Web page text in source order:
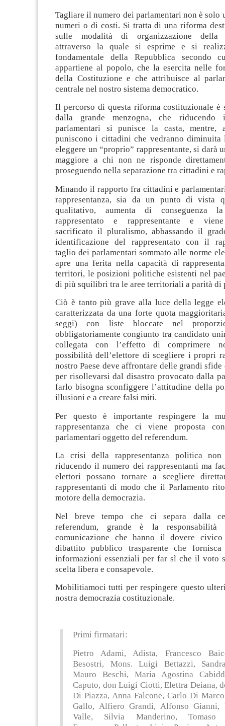
Tagliare il numero dei parlamentari non è solo
numeri o di costi. Si tratta di una riforma
sulle modalità di organizzazione della
attraverso la quale si esprime e si
fondamentale della Repubblica secondo
appartiene al popolo, che la esercita nelle
della Costituzione e che attribuisce al
centrale nel nostro sistema democratico.
Il percorso di questa riforma costituzionale è
dalla grande menzogna, che
parlamentari si punisce la casta, mentre,
puniscono i cittadini che vedranno
eleggere un “proprio” rappresentante, si darà
maggiore a chi non ne risponde
proseguendo nella separazione tra cittadini e
Minando il rapporto fra cittadini e
rappresentanza, sia da un punto di vista
qualitativo, aumenta di conseguenza
rappresentato e rappresentante e
sacrificato il pluralismo, abbassando il
identificazione del rappresentato con il
taglio dei parlamentari sommato alle norme
apre una ferita nella capacità di
territori, le posizioni politiche esistenti nel
di più squilibri tra le aree territoriali a parità di
Ciò è tanto più grave alla luce della legge
caratterizzata da una forte quota
seggi) con liste bloccate nel
obbligatoriamente congiunto tra candidato
collegata con l’effetto di comprimere
possibilità dell’elettore di scegliere i propri
nostro Paese deve affrontare delle grandi
per risollevarsi dal disastro provocato dalla
farlo bisogna sconfiggere l’attitudine della
illusioni e a creare falsi miti.
Per questo è importante respingere la
rappresentanza che ci viene proposta
parlamentari oggetto del referendum.
La crisi della rappresentanza politica
riducendo il numero dei rappresentanti ma
elettori possano tornare a scegliere
rappresentanti di modo che il Parlamento
motore della democrazia.
Nel breve tempo che ci separa dalla
referendum, grande è la
comunicazione che hanno il dovere
dibattito pubblico trasparente che
informazioni essenziali per far sì che il voto
scelta libera e consapevole.
Mobilitiamoci tutti per respingere questo
nostra democrazia costituzionale.
Primi firmatari:
Pietro Adami, Adista, Francesco
Besostri, Mons. Luigi Bettazzi,
Mauro Beschi, Maria Agostina
Caputo, don Luigi Ciotti, Elettra Deiana,
Di Piazza, Anna Falcone, Carlo Di
Gallo, Alfiero Grandi, Alfonso Gianni,
Valle, Silvia Manderino, Tomaso